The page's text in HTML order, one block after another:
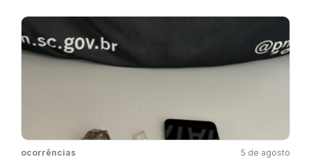
ocorrências 5 de agosto